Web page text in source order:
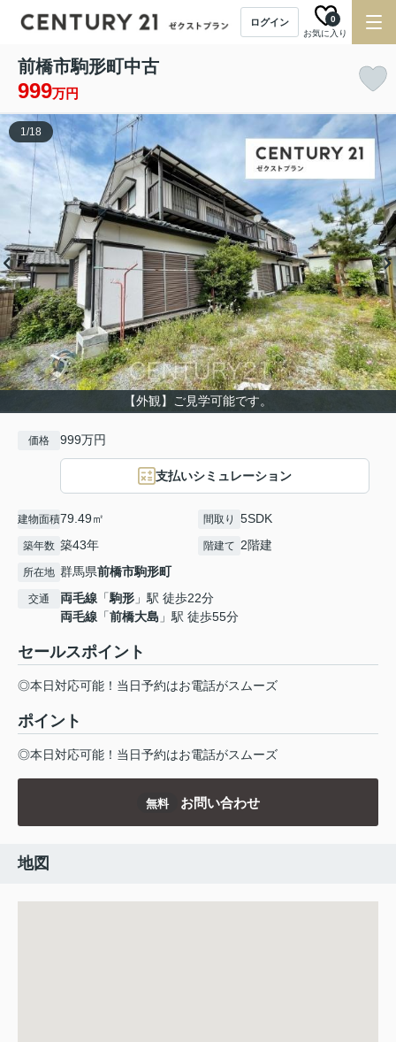
ログイン
お気に入り
0
前橋市駒形町中古
999万円
【外観】ご見学可能です。
1/18
価格 999万円
支払いシミュレーション
建物面積79.49㎡ 間取り 5SDK
築年数 築43年 階建て 2階建
所在地 群馬県前橋市駒形町
交通 両毛線 「駒形 」駅 徒歩22分
両毛線 「前橋大島 」駅 徒歩55分
セールスポイント
◎本日対応可能！当日予約はお電話がスムーズ
ポイント
◎本日対応可能！当日予約はお電話がスムーズ
無料 お問い合わせ
地図